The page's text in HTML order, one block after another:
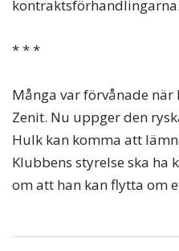
kontraktsförhandlingarna.
* * *
Många var förvånade
Zenit. Nu uppger den
Hulk kan komma att
Klubbens styrelse ska ha
om att han kan flytta om